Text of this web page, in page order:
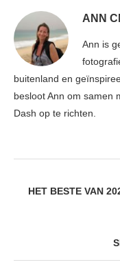
ANN
Ann is
buitenland en
besloot Ann om samen
Dash op te richten.
HET BESTE VAN